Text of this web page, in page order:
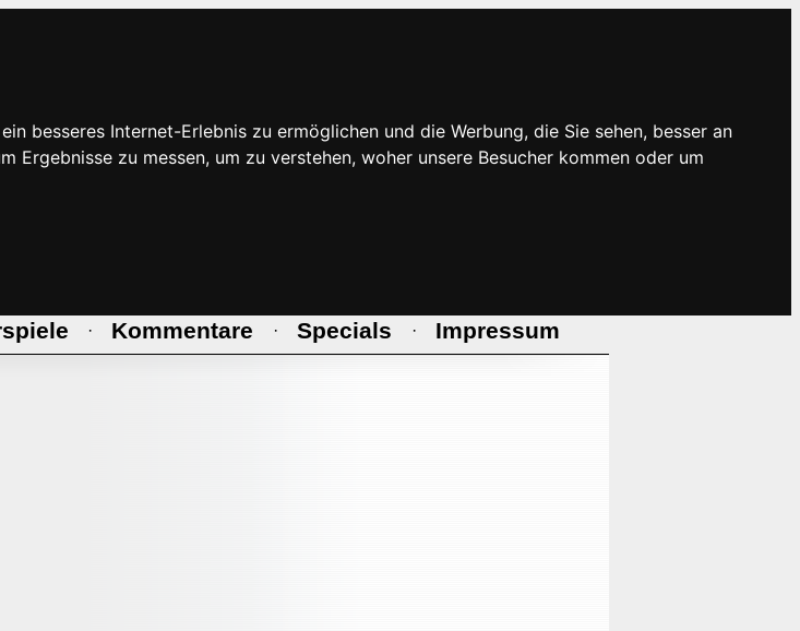
besseres Internet-Erlebnis zu ermöglichen und die Werbung, die Sie sehen, besser an
Ergebnisse zu messen, um zu verstehen, woher unsere Besucher kommen oder um
· Kommentare · Specials · Impressum